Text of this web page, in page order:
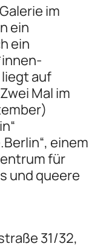
im
ein
ein
auf
Mal im
einem
für
und queere
31/32,